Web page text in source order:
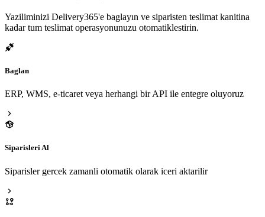
Yaziliminizi Delivery365'e baglayın ve siparisten teslimat kanitina
kadar tum teslimat operasyonunuzu otomatiklestirin.
Baglan
ERP, WMS, e-ticaret veya herhangi bir API ile entegre oluyoruz
Siparisleri Al
Siparisler gercek zamanli otomatik olarak iceri aktarilir